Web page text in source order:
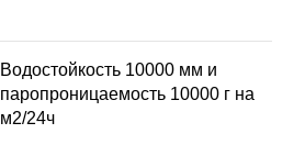
Водостойкость 10000 мм и
паропроницаемость 10000 г на
м2/24ч